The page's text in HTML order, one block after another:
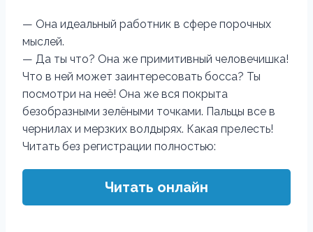
— Она идеальный работник в сфере порочных
мыслей.
— Да ты что? Она же примитивный человечишка!
Что в ней может заинтересовать босса? Ты
посмотри на неё! Она же вся покрыта
безобразными зелёными точками. Пальцы все в
чернилах и мерзких волдырях. Какая прелесть!
Читать без регистрации полностью:
Читать онлайн